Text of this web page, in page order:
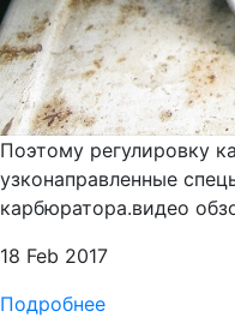
Поэтому регулировку
узконаправленные
карбюратора.видео
18 Feb 2017
Подробнее